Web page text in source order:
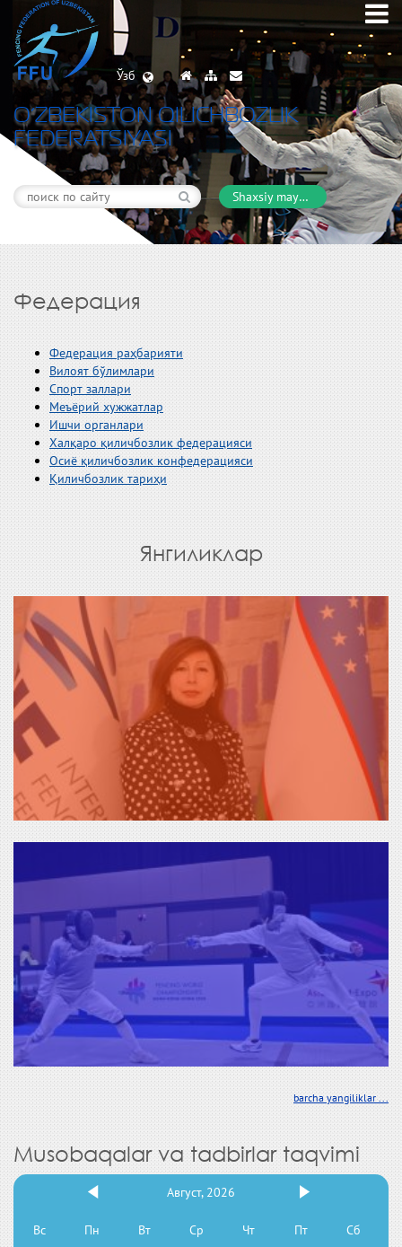
Ўзб
O’ZBEKISTON QILICHBOZLIK
FEDERATSIYASI
Shaxsiy maydon
Федерация
Федерация раҳбарияти
Вилоят бўлимлари
Спорт заллари
Меъёрий хужжатлар
Ишчи органлари
Халқаро қиличбозлик федерацияси
Осиё қиличбозлик конфедерацияси
Қиличбозлик тариҳи
Янгиликлар
barcha yangiliklar ...
Musobaqalar va tadbirlar taqvimi
Август, 2026
Вс Пн Вт Ср Чт Пт Сб